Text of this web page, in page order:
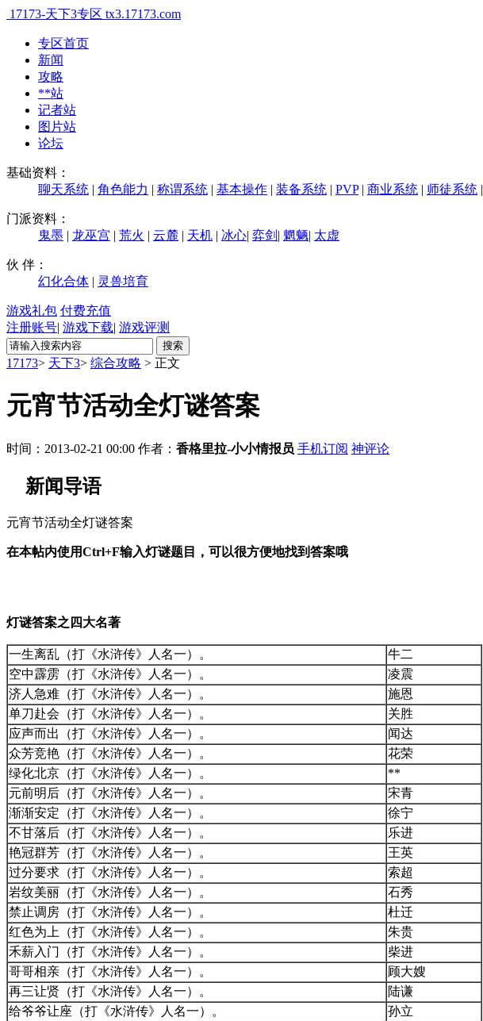
17173-天下3专区 tx3.17173.com
专区首页
新闻
攻略
**站
记者站
图片站
论坛
基础资料：
聊天系统 | 角色能力 | 称谓系统 | 基本操作 | 装备系统 | PVP | 商业系统 | 师徒系统 |
门派资料：
鬼墨 | 龙巫宫 | 荒火 | 云麓 | 天机 | 冰心| 弈剑 | 魍魉| 太虚
伙 伴：
幻化合体 | 灵兽培育
游戏礼包 付费充值
注册账号| 游戏下载| 游戏评测
17173> 天下3> 综合攻略 > 正文
元宵节活动全灯谜答案
时间：2013-02-21 00:00 作者： 香格里拉-小小情报员 手机订阅 神评论
新闻导语
元宵节活动全灯谜答案
在本帖内使用Ctrl+F输入灯谜题目，可以很方便地找到答案哦
灯谜答案之四大名著
一生离乱（打《水浒传》人名一）。
牛二
空中霹雳（打《水浒传》人名一）。
凌震
济人急难（打《水浒传》人名一）。
施恩
单刀赴会（打《水浒传》人名一）。
关胜
应声而出（打《水浒传》人名一）。
闻达
众芳竞艳（打《水浒传》人名一）。
花荣
绿化北京（打《水浒传》人名一）。
**
元前明后（打《水浒传》人名一）。
宋青
渐渐安定（打《水浒传》人名一）。
徐宁
不甘落后（打《水浒传》人名一）。
乐进
艳冠群芳（打《水浒传》人名一）。
王英
过分要求（打《水浒传》人名一）。
索超
岩纹美丽（打《水浒传》人名一）。
石秀
禁止调房（打《水浒传》人名一）。
杜迁
红色为上（打《水浒传》人名一）。
朱贵
禾薪入门（打《水浒传》人名一）。
柴进
哥哥相亲（打《水浒传》人名一）。
顾大嫂
再三让贤（打《水浒传》人名一）。
陆谦
给爷爷让座（打《水浒传》人名一）。
孙立